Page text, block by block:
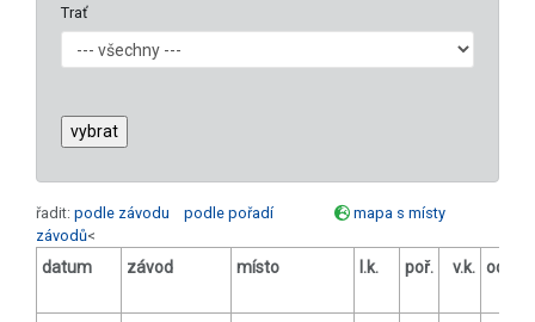
Trať
řadit: podle závodu podle pořadí
mapa s místy
závodů<
datum závod místo l.k. poř. v.k.